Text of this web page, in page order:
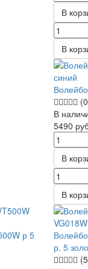
В
В
В
5490
В
В
р 5
р. 5